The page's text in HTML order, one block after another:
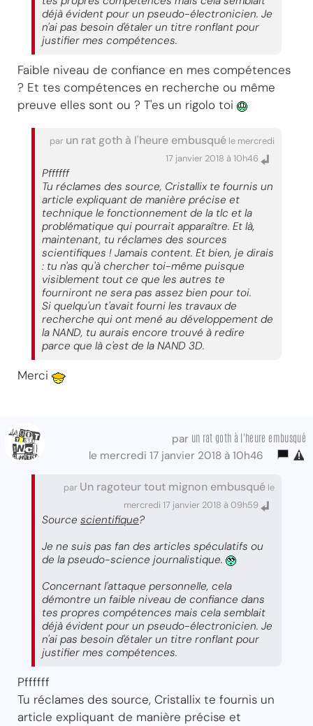
déjà évident pour un pseudo-électronicien. Je
n'ai pas besoin d'étaler un titre ronflant pour
justifier mes compétences.
Faible niveau de confiance en mes compétences
? Et tes compétences en recherche ou même
preuve elles sont ou ? T'es un rigolo toi
par un rat goth à l'heure embusqué le mercredi
17 janvier 2018 à 10h46
Pffffff
Tu réclames des source, Cristallix te fournis un
article expliquant de manière précise et
technique le fonctionnement de la tlc et la
problématique qui pourrait apparaître. Et là,
maintenant, tu réclames des sources
scientifiques ! Jamais content. Et bien, je dirais
: tu n'as qu'à chercher toi-même puisque
visiblement tout ce que les autres te
fourniront ne sera pas assez bien pour toi.
Si quelqu'un t'avait fourni les travaux de
recherche qui ont mené au développement de
la NAND, tu aurais encore trouvé à redire
parce que là c'est de la NAND 3D.
Merci
par un rat goth à l'heure embusqué
le mercredi 17 janvier 2018 à 10h46
par Un ragoteur tout mignon embusqué le
mercredi 17 janvier 2018 à 09h59
Source scientifique?
Je ne suis pas fan des articles spéculatifs ou
de la pseudo-science journalistique.
Concernant l'attaque personnelle, cela
démontre un faible niveau de confiance dans
tes propres compétences mais cela semblait
déjà évident pour un pseudo-électronicien. Je
n'ai pas besoin d'étaler un titre ronflant pour
justifier mes compétences.
Pffffff
Tu réclames des source, Cristallix te fournis un
article expliquant de manière précise et